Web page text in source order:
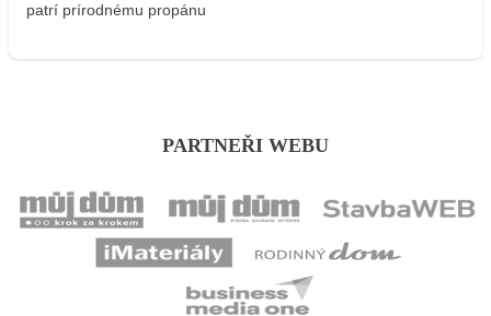
patrí prírodnému propánu
PARTNEŘI WEBU